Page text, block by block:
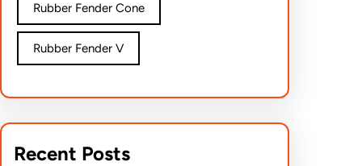
Rubber Fender Cone
Rubber Fender V
Recent Posts